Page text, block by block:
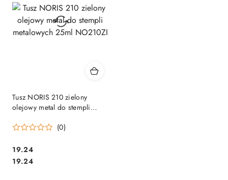
Tusz NORIS 210 zielony
olejowy metal do stempli
(0)
Cena:
19.24
Cena:
19.24